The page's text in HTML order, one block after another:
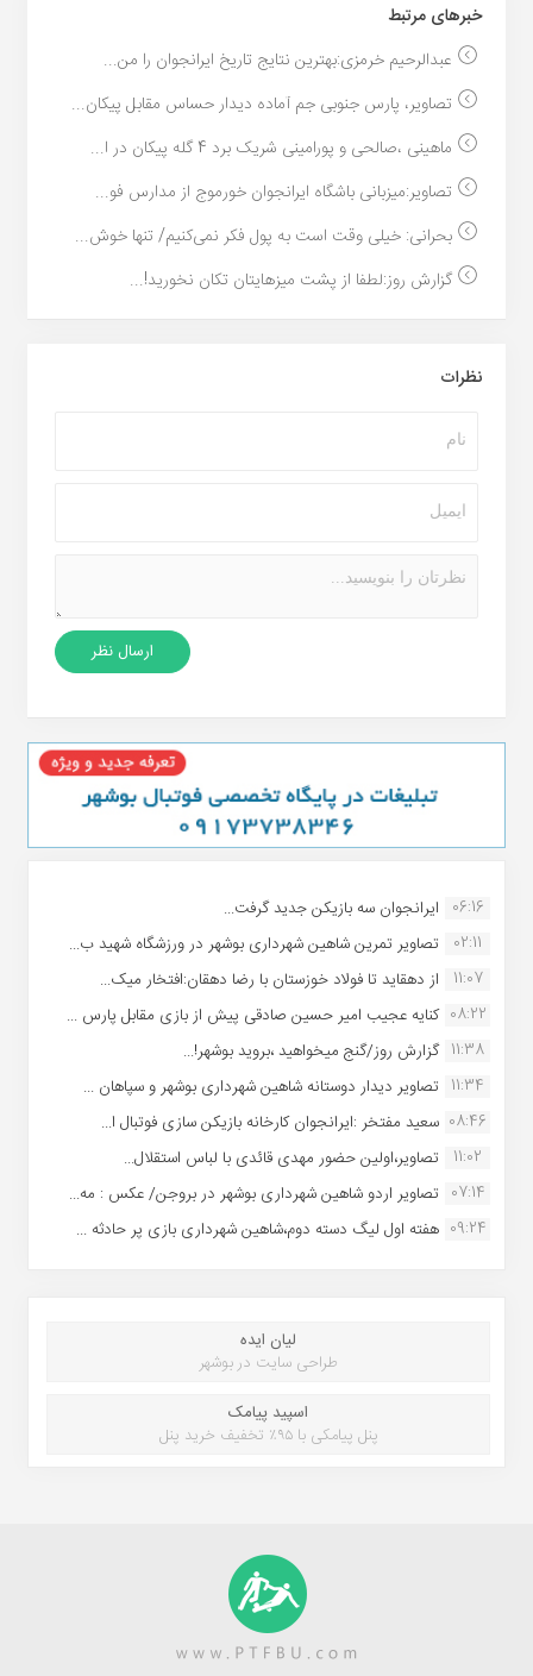
خبر‌های مرتبط
عبدالرحیم خرمزی:بهترین نتایج تاریخ ایرانجوان را من...
تصاویر، پارس جنوبی جم آماده دیدار حساس مقابل پیکان...
ماهینی ،صالحی و پورامینی شریک برد 4 گله پیکان در ا...
تصاویر:میزبانی باشگاه ایرانجوان خورموج از مدارس فو...
بحرانی: خیلی وقت است به پول فکر نمی‌کنیم/ تنها خوش...
گزارش روز:لطفا از پشت میزهایتان تکان نخورید!...
نظرات
06:16 ایرانجوان سه بازیکن جدید گرفت...
02:11
تصاویر تمرین شاهین شهردارى بوشهر در ورزشگاه شهید ب...
11:07
از دهقاید تا فولاد خوزستان با رضا دهقان:افتخار میک...
08:22 کنایه عجیب امیر حسین صادقی پیش از بازی مقابل پارس ...
11:38 گزارش روز/گنج میخواهید ،بروید بوشهر!...
11:34 تصاویر دیدار دوستانه شاهین شهردارى بوشهر و سپاهان ...
08:46 سعید مفتخر :ایرانجوان کارخانه بازیکن سازی فوتبال ا...
11:02
تصاویر،اولین حضور مهدی قائدی با لباس استقلال...
07:14 تصاویر اردو شاهین شهرداری بوشهر در بروجن/ عکس : مه...
09:24 هفته اول لیگ دسته دوم،شاهین شهرداری بازی پر حادثه ...
لیان ایده
طراحی سایت در بوشهر
اسپید پیامک
پنل پیامکی با ۹۵٪ تخفیف خرید پنل